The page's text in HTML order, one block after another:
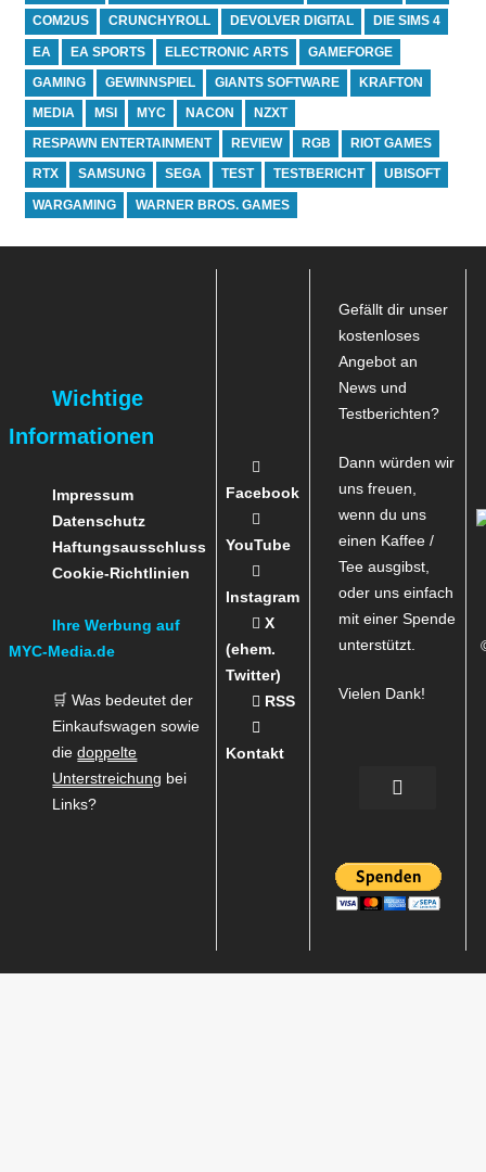
COM2US CRUNCHYROLL DEVOLVER DIGITAL DIE SIMS 4
EA EA SPORTS ELECTRONIC ARTS GAMEFORGE
GAMING GEWINNSPIEL GIANTS SOFTWARE KRAFTON
MEDIA MSI MYC NACON NZXT
RESPAWN ENTERTAINMENT REVIEW RGB RIOT GAMES
RTX SAMSUNG SEGA TEST TESTBERICHT UBISOFT
WARGAMING WARNER BROS. GAMES
Wichtige
Informationen
Impressum
Datenschutz
Haftungsausschluss
Cookie-Richtlinien
Ihre Werbung auf
MYC-Media.de
🛒 Was bedeutet der
Einkaufswagen sowie
diedoppelte
Unterstreichung bei
Links?
Facebook
YouTube
Instagram
X
(ehem.
Twitter)
RSS
Kontakt
Gefällt dir unser
kostenloses
Angebot an
News und
Testberichten?
Dann würden wir
uns freuen,
wenn du uns
einen Kaffee /
Tee ausgibst,
oder uns einfach
mit einer Spende
unterstützt.
Vielen Dank!